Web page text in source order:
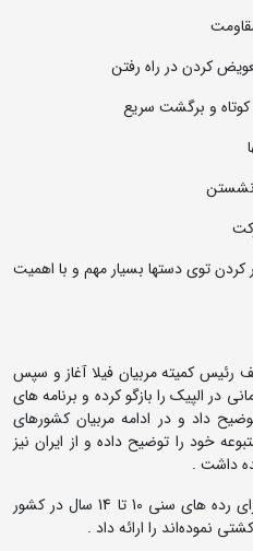
کردن در راه رفتن
و برگشت سریع
نشستن
توی دستها بسیار مهم و با اهمیت
رئیس کمیته مربیان فیلا آغاز و سپس
در الپیک را بازگو کرده و برنامه های
داد و در ادامه مربیان کشورهای
خود را توضیح داده و از ایران نیز
داشت .
غازاریان در ادامه برنامه آموزشی را برای رده های سنی 10 تا 14 سال در کشور
نموده‌اند را ارائه داد .